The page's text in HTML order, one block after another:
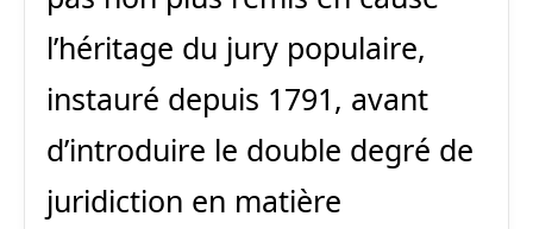
l’héritage du jury populaire,
instauré depuis 1791, avant
d’introduire le double degré de
juridiction en matière